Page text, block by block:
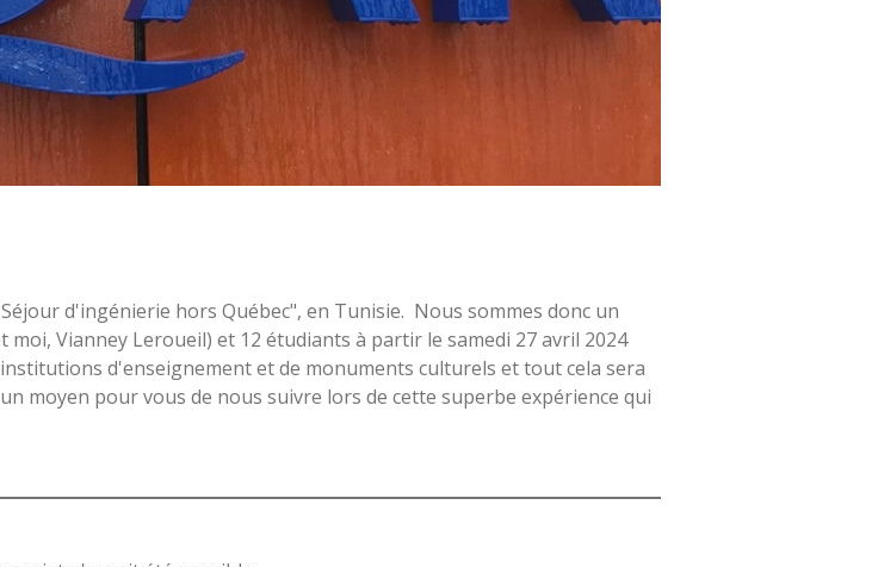
d'ingénierie hors Québec", en Tunisie. Nous sommes donc un
moi, Vianney Leroueil) et 12 étudiants à partir le samedi 27 avril 2024
d'enseignement et de monuments culturels et tout cela sera
moyen pour vous de nous suivre lors de cette superbe expérience qui